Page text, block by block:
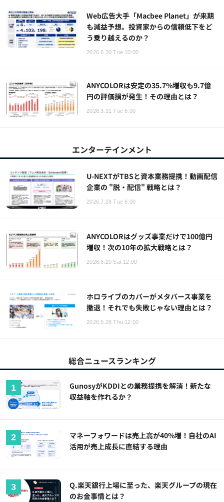
Web広告大手「Macbee Planet」が来期
も減益予想。投資家からの信頼低下をど
う乗り越えるのか？
2026.6.30 Tue 10:00
ANYCOLORは安定の35.7%増収も9.7億
円の評価損が発生！その理由とは？
2026.3.31 Tue 6:00
エンターテインメント
U-NEXTがTBSと資本業務提携！動画配信
企業の "脱・配信" 戦略とは？
2026.7.28 Tue 6:00
ANYCOLORはグッズ事業だけで100億円
増収！次の10年の拡大戦略とは？
2026.6.20 Sat 12:00
ホロライブのカバーがメタバース事業を
撤退！それでも失敗じゃない理由とは？
2026.5.28 Thu 12:00
総合ニュースランキング
GunosyがKDDIとの業務提携を解消！新たな
収益軸を作れるか？
マネーフォワードは売上高が40%増！自社のAI
活用が売上成長に直結する理由
Q.楽天銀行上場に至った、楽天グループの現在
のお金事情とは？